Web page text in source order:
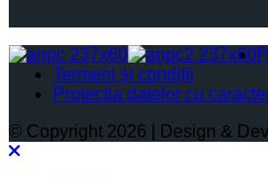
Termeni și condiții
Protectia datelor cu
© Copyright 2026 | Design &